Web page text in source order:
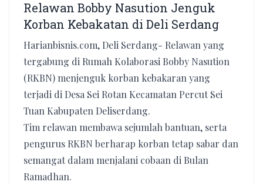
Relawan Bobby Nasution Jenguk
Korban Kebakatan di Deli Serdang
Harianbisnis.com, Deli Serdang- Relawan yang
tergabung di Rumah Kolaborasi Bobby Nasution
(RKBN) menjenguk korban kebakaran yang
terjadi di Desa Sei Rotan Kecamatan Percut Sei
Tuan Kabupaten Deliserdang.
Tim relawan membawa sejumlah bantuan, serta
pengurus RKBN berharap korban tetap sabar dan
semangat dalam menjalani cobaan di Bulan
Ramadhan.